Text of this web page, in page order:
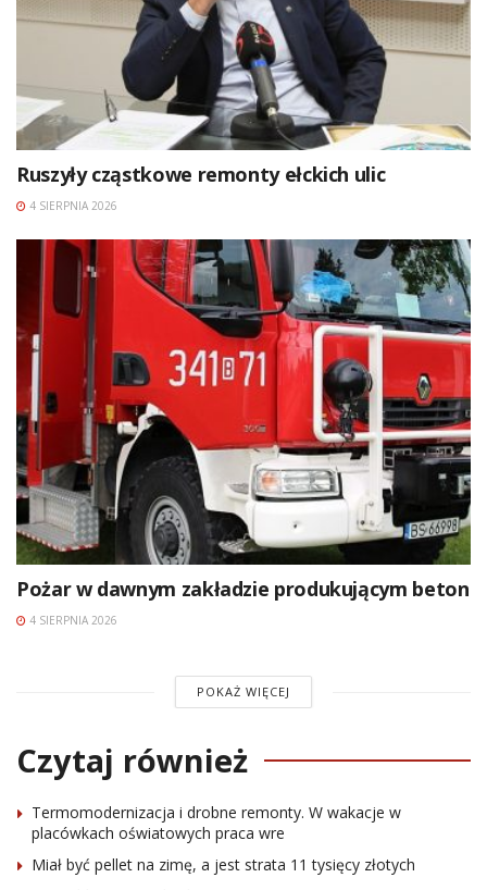
Ruszyły cząstkowe remonty ełckich ulic
4 SIERPNIA 2026
Pożar w dawnym zakładzie produkującym beton
4 SIERPNIA 2026
POKAŻ WIĘCEJ
Czytaj również
Termomodernizacja i drobne remonty. W wakacje w
placówkach oświatowych praca wre
Miał być pellet na zimę, a jest strata 11 tysięcy złotych